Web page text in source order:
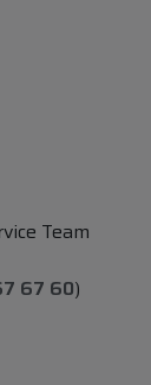
Team
67 60)